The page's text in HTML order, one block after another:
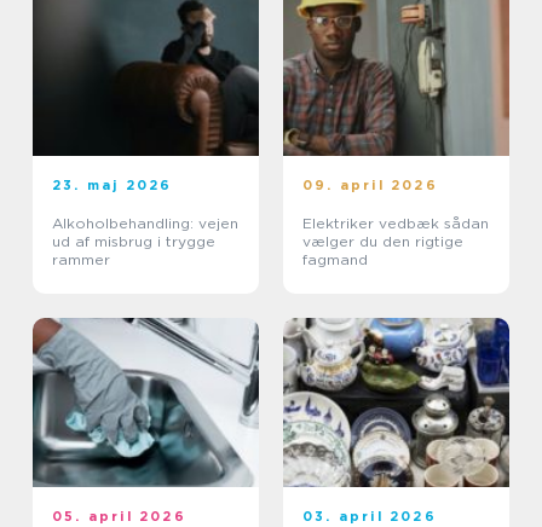
23. maj 2026
Alkoholbehandling: vejen
ud af misbrug i trygge
rammer
09. april 2026
Elektriker vedbæk sådan
vælger du den rigtige
fagmand
05. april 2026 03. april 2026